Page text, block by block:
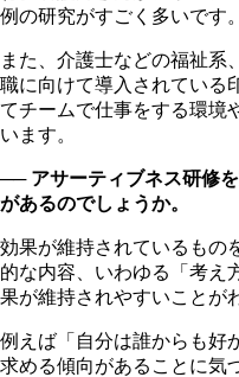
例の研究がすごく多いです。
また、介護士などの福祉系
職に向けて導入されている
てチームで仕事をする環境
います。
── アサーティブネス研修
があるのでしょうか。
効果が維持されているもの
的な内容、いわゆる「考え
果が維持されやすいことが
例えば「自分は誰からも好
求める傾向があることに気